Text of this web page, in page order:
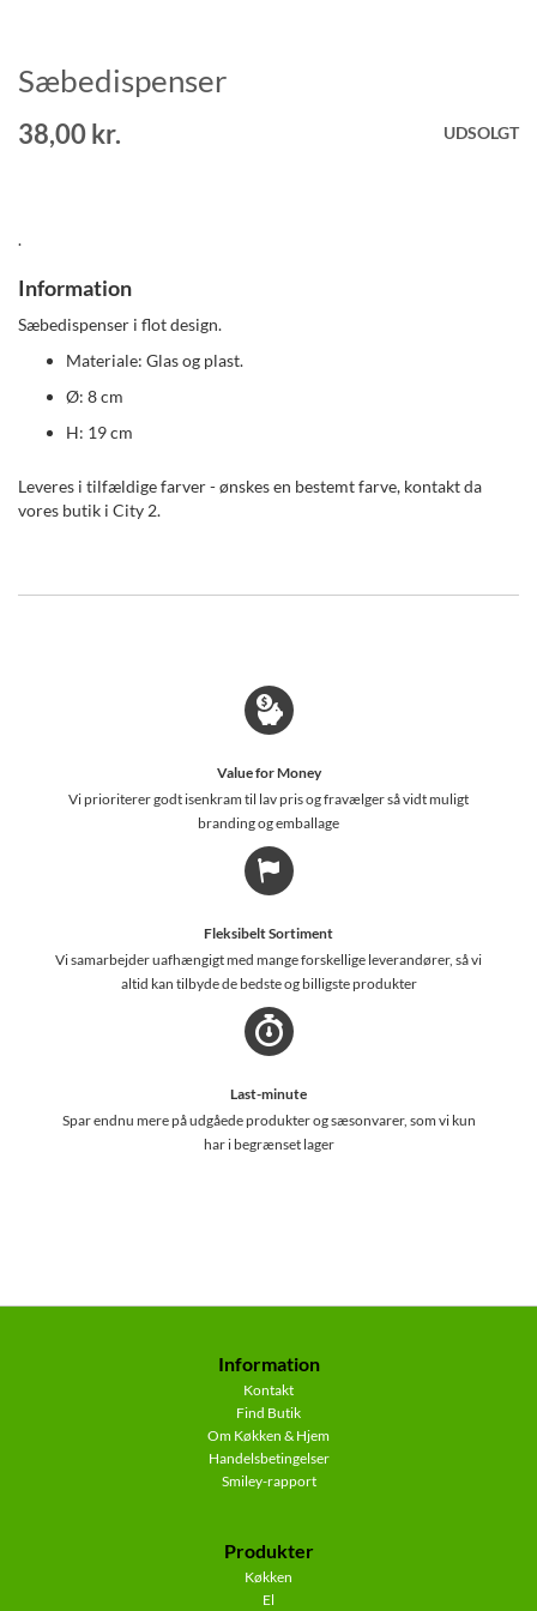
Gå
til
starten
af
Sæbedispenser
38,00 kr. UDSOLGT
.
Information
Sæbedispenser i flot design.
Materiale: Glas og plast.
Ø: 8 cm
H: 19 cm
Leveres i tilfældige farver - ønskes en bestemt farve, kontakt da
vores butik i City 2.
Value for Money
Vi prioriterer godt isenkram til lav pris og fravælger så vidt muligt
branding og emballage
Fleksibelt Sortiment
Vi samarbejder uafhængigt med mange forskellige leverandører, så vi
altid kan tilbyde de bedste og billigste produkter
Last-minute
Spar endnu mere på udgåede produkter og sæsonvarer, som vi kun
har i begrænset lager
Information
Kontakt
Find Butik
Om Køkken & Hjem
Handelsbetingelser
Smiley-rapport
Produkter
Køkken
El